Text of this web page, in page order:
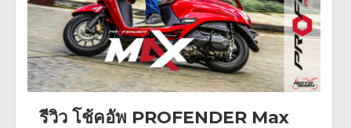
รีวิว โช้คอัพ PROFENDER Max